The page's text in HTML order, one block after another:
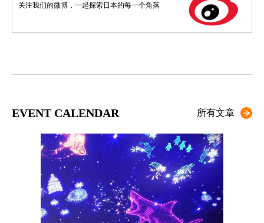
关注我们的微博，一起探索日本的每一个角落
EVENT CALENDAR 所有文章